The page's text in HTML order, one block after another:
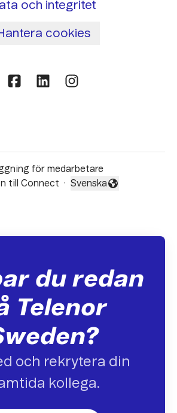
och integritet
cookies
för medarbetare
till Connect ·
Byt språk
Svenska
du redan
Telenor
och rekrytera din
kollega.